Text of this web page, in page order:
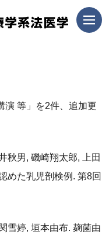
演 等」を2件、追加更
秋男, 磯崎翔太郎, 上田
めた乳児剖検例. 第8回
雪婷, 垣本由布. 麹菌由